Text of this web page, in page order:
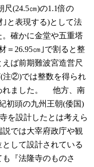
(24.5㎝)の1.1倍の
｣と表現する)として法
確かに金堂や五重塔
＝26.95㎝｣で割ると整
ば前期難波宮造営尺
(注②)では整数を得られ
ました。
他方、南
初頭の九州王朝(倭国)
を設計したとは考えら
では大宰府政庁や観
して設計されている
『法隆寺のものさ